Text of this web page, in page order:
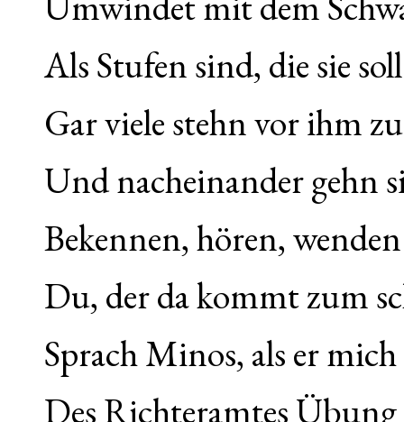
Als Stufen sind, die sie
Gar viele stehn vor ihm
Und nacheinander gehn
Bekennen, hören,
Du, der da kommt zum
Sprach Minos, als er
Des Richteramtes